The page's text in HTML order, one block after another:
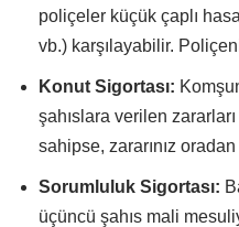
poliçeler küçük çaplı
vb.) karşılayabilir.
Konut Sigortası:
şahıslara verilen
sahipse, zararınız
Sorumluluk Sigortası:
üçüncü şahıs mali